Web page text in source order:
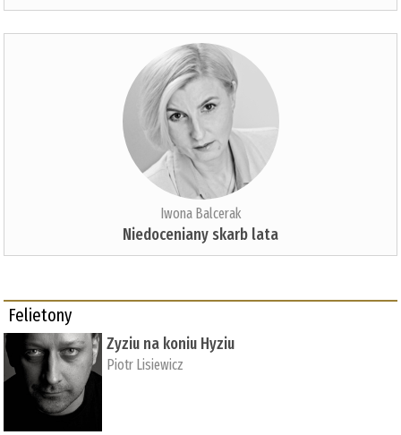
Iwona Balcerak
Niedoceniany skarb lata
Felietony
Zyziu na koniu Hyziu
Piotr Lisiewicz